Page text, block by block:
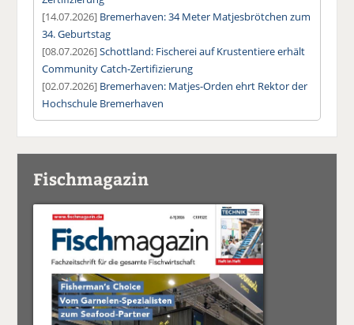
[14.07.2026] Bremerhaven: 34 Meter Matjesbrötchen zum
34. Geburtstag
[08.07.2026]Schottland: Fischerei auf Krustentiere erhält
Community Catch-Zertifizierung
[02.07.2026] Bremerhaven: Matjes-Orden ehrt Rektor der
Hochschule Bremerhaven
Fischmagazin